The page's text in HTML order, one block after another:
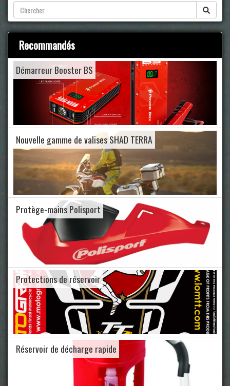
Recommandés
Démarreur Booster BS
Nouvelle gamme de valises SHAD TERRA
Protège-mains Polisport
Protections de réservoir
Réservoir de décharge rapide